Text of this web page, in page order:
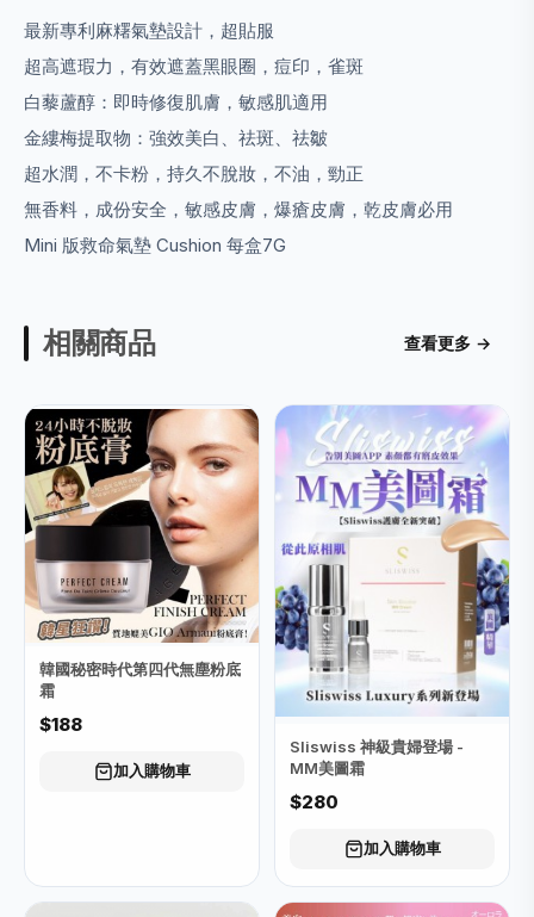
最新專利麻糬氣墊設計，超貼服
超高遮瑕力，有效遮蓋黑眼圈，痘印，雀斑
白藜蘆醇：即時修復肌膚，敏感肌適用
金縷梅提取物：強效美白、祛斑、祛皺
超水潤，不卡粉，持久不脫妝，不油，勁正
無香料，成份安全，敏感皮膚，爆瘡皮膚，乾皮膚必用
Mini 版救命氣墊 Cushion 每盒7G
相關商品 查看更多 →
韓國秘密時代第四代無塵粉底
霜
$188
加入購物車
Sliswiss 神級貴婦登場 -
MM美圖霜
$280
加入購物車